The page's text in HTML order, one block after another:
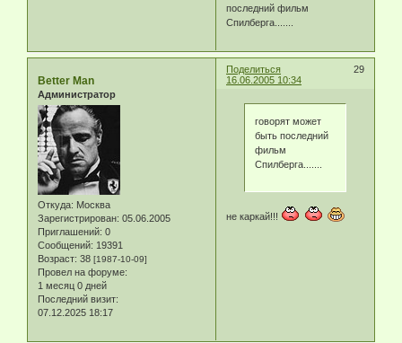
последний фильм
Спилберга.......
Поделиться
29
16.06.2005 10:34
Better Man
Администратор
Откуда: Москва
Зарегистрирован: 05.06.2005
Приглашений: 0
Сообщений: 19391
Возраст: 38 [1987-10-09]
Провел на форуме:
1 месяц 0 дней
Последний визит:
07.12.2025 18:17
говорят может
быть последний
фильм
Спилберга.......
не каркай!!!